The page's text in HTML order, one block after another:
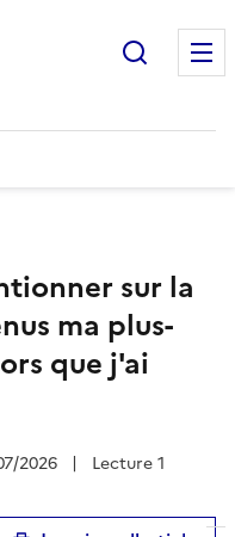
sur la
ma plus-
que j'ai
2026 |
Lecture 1